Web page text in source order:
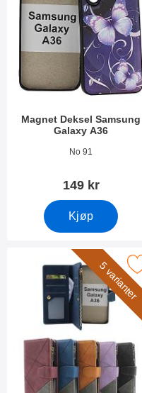
Magnet Deksel Samsung
Galaxy A36
Varenummer 52997
No 91
149 kr
Kjøp
5 varianter
Samsung Galaxy A36